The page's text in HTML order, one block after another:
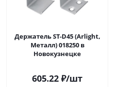
Держатель ST-D45 (Arlight,
Металл) 018250 в
Новокузнецке
605.22 ₽/шт